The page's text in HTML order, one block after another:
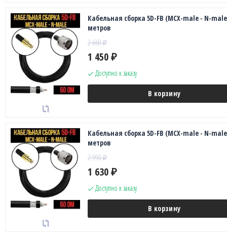
Кабельная сборка 5D-FB (MCX-male - N-
метров
2 660₽
1 450 ₽
Доступно к заказу
В корзину
Кабельная сборка 5D-FB (MCX-male - N-
метров
2 990₽
1 630 ₽
Доступно к заказу
В корзину